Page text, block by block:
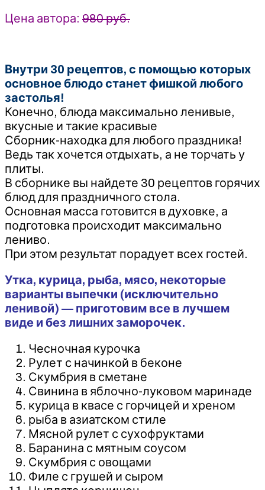
Цена автора: 980 руб.
Внутри 30 рецептов, с помощью которых
основное блюдо станет фишкой любого
застолья!
Конечно, блюда максимально ленивые,
вкусные и такие красивые
Сборник-находка для любого праздника!
Ведь так хочется отдыхать, а не торчать у
плиты.
В сборнике вы найдете 30 рецептов горячих
блюд для праздничного стола.
Основная масса готовится в духовке, а
подготовка происходит максимально
лениво.
При этом результат порадует всех гостей.
Утка, курица, рыба, мясо, некоторые
варианты выпечки (исключительно
ленивой) — приготовим все в лучшем
виде и без лишних заморочек.
Чесночная курочка
Рулет с начинкой в беконе
Скумбрия в сметане
Свинина в яблочно-луковом маринаде
курица в квасе с горчицей и хреном
рыба в азиатском стиле
Мясной рулет с сухофруктами
Баранина с мятным соусом
Скумбрия с овощами
Филе с грушей и сыром